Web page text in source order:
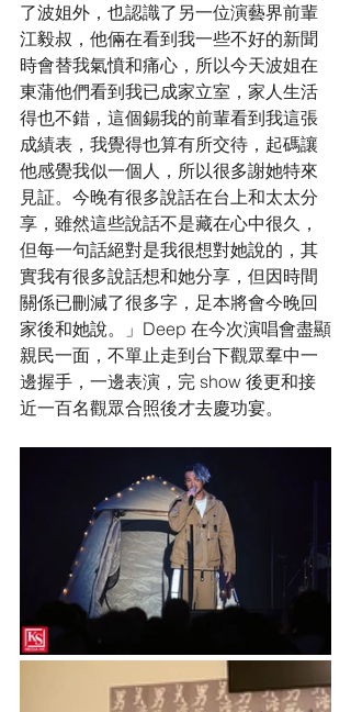
了波姐外，也認識了另一位演藝界前輩
江毅叔，他倆在看到我一些不好的新聞
時會替我氣憤和痛心，所以今天波姐在
東蒲他們看到我已成家立室，家人生活
得也不錯，這個錫我的前輩看到我這張
成績表，我覺得也算有所交待，起碼讓
他感覺我似一個人，所以很多謝她特來
見証。今晚有很多說話在台上和太太分
享，雖然這些說話不是藏在心中很久，
但每一句話絕對是我很想對她說的，其
實我有很多說話想和她分享，但因時間
關係已刪減了很多字，足本將會今晚回
家後和她說。」Deep 在今次演唱會盡顯
親民一面，不單止走到台下觀眾羣中一
邊握手，一邊表演，完 show 後更和接
近一百名觀眾合照後才去慶功宴。